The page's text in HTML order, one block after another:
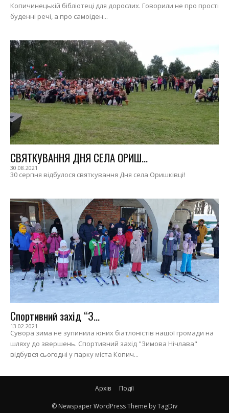
Копичинецькій бібліотеці для дорослих. Говорили не про прості
буденні речі, а про самоіден...
СВЯТКУВАННЯ ДНЯ СЕЛА ОРИШ...
30.08.2021
30 серпня відбулося святкування Дня села Оришківці!
Спортивний захід “З...
13.02.2021
Сувора зима не зупинила юних біатлоністів нашої громади на
шляху до звершень. Спортивний захід "Зимова Нічлава"
відбувся сьогодні у парку міста Копич...
Архів Події
© Newspaper WordPress Theme by TagDiv